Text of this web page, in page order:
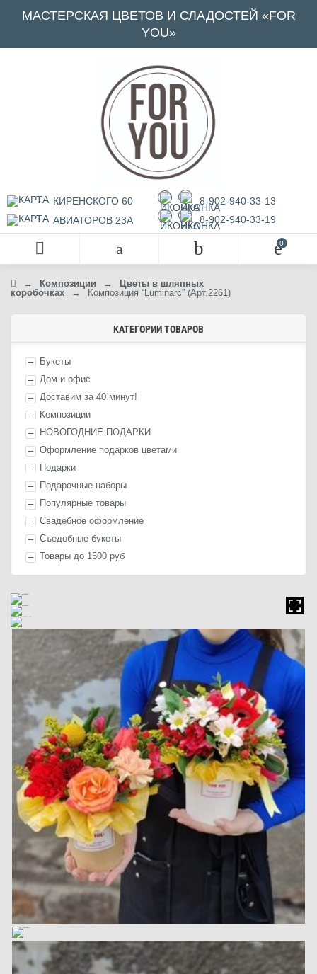
МАСТЕРСКАЯ ЦВЕТОВ И СЛАДОСТЕЙ «FOR
YOU»
КИРЕНСКОГО 60
АВИАТОРОВ 23А
8-902-940-33-13
8-902-940-33-19
→ Композиции →
Цветы в шляпных
коробочках
→ Композиция “Luminarc” (Арт.2261)
КАТЕГОРИИ ТОВАРОВ
Букеты
Дом и офис
Доставим за 40 минут!
Композиции
НОВОГОДНИЕ ПОДАРКИ
Оформление подарков цветами
Подарки
Подарочные наборы
Популярные товары
Свадебное оформление
Съедобные букеты
Товары до 1500 руб